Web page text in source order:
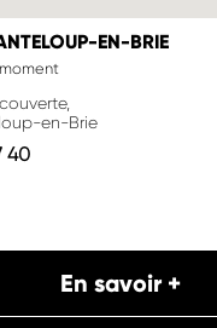
EN-BRIE
en-Brie
40
En savoir +